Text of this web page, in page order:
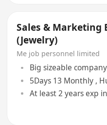
Sales & Marketing
(Jewelry)
Me job personnel limited
Big sizeable company
5Days 13 Monthly ,
At least 2 years exp